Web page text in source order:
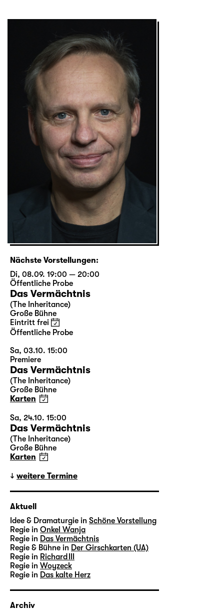
Nächste Vorstellungen:
Di, 08.09. 19:00 — 20:00
Öffentliche Probe
Das Vermächtnis
(The Inheritance)
Große Bühne
Eintritt frei
Öffentliche Probe
Sa, 03.10. 15:00
Premiere
Das Vermächtnis
(The Inheritance)
Große Bühne
Karten
Sa, 24.10. 15:00
Das Vermächtnis
(The Inheritance)
Große Bühne
Karten
weitere Termine
Aktuell
Idee & Dramaturgie in Schöne Vorstellung
Regie in Onkel Wanja
Regie in Das Vermächtnis
Regie & Bühne in Der Girschkarten (UA)
Regie in Richard III
Regie in Woyzeck
Regie in Das kalte Herz
Archiv